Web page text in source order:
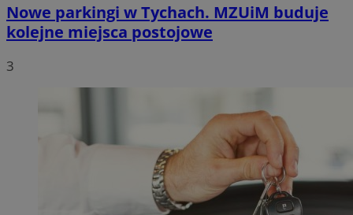
Nowe parkingi w Tychach. MZUiM buduje
kolejne miejsca postojowe
3